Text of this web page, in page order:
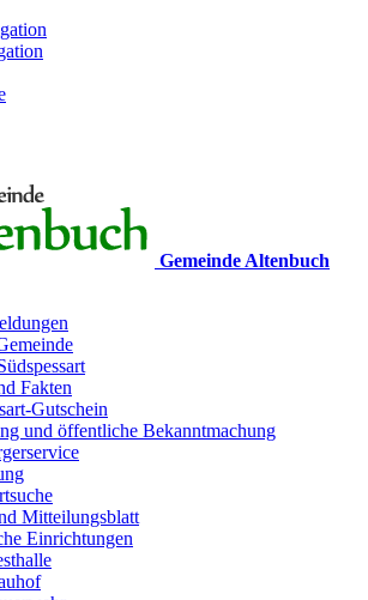
Gemeinde Altenbuch
Fakten
Gutschein
und öffentliche Bekanntmachung
Mitteilungsblatt
Einrichtungen